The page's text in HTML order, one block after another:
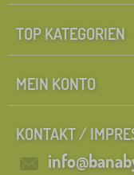
TOP KATEGORIEN
MEIN KONTO
KONTAKT /